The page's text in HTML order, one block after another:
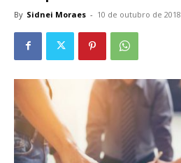
By Sidnei Moraes - 10 de outubro de 2018